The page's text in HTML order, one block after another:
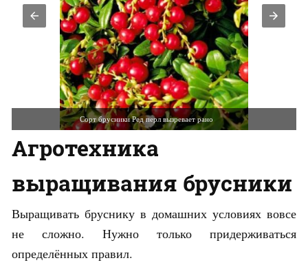
Сорт брусники Ред перл вызревает рано
Агротехника
выращивания брусники
Выращивать бруснику в домашних условиях вовсе
не сложно. Нужно только придерживаться
определённых правил.